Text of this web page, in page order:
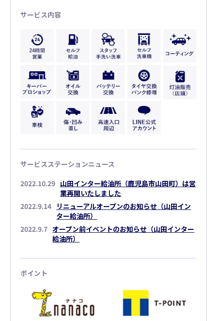
サービス内容
サービスステーションニュース
2022.10.29 山田インター給油所（鹿児島市山田町）は営
業再開いたしました
2022.9.14
リニューアルオープンのお知らせ（山田イン
ター給油所）
2022.9.7 オープン前イベントのお知らせ（山田インター
給油所）
ポイント